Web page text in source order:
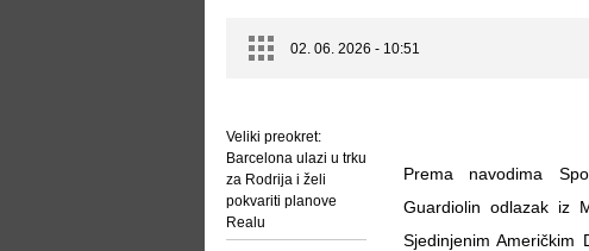
02. 06. 2026 - 10:51
Veliki preokret:
Barcelona ulazi u trku
za Rodrija i želi
pokvariti planove
Realu
Prema navodima
Guardiolin odlazak iz
Sjedinjenim Američkim